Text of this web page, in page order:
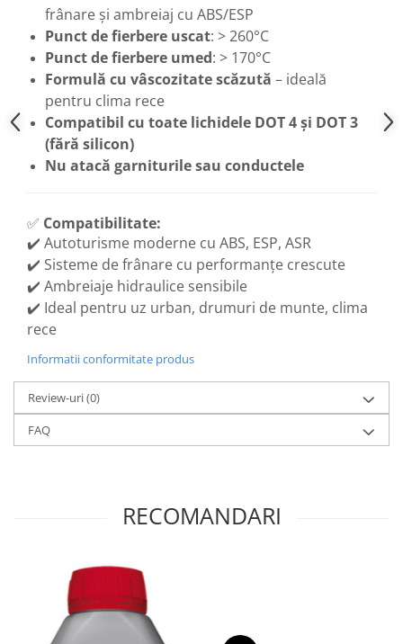
frânare și ambreiaj cu ABS/ESP
Punct de fierbere uscat: > 260°C
Punct de fierbere umed: > 170°C
Formulă cu vâscozitate scăzută – ideală
pentru clima rece
Compatibil cu toate lichidele DOT 4 și DOT 3
(fără silicon)
Nu atacă garniturile sau conductele
✅ Compatibilitate:
✔️ Autoturisme moderne cu ABS, ESP, ASR
✔️ Sisteme de frânare cu performanțe crescute
✔️ Ambreiaje hidraulice sensibile
✔️ Ideal pentru uz urban, drumuri de munte, clima
rece
Informatii conformitate produs
Review-uri(0)
FAQ
RECOMANDARI